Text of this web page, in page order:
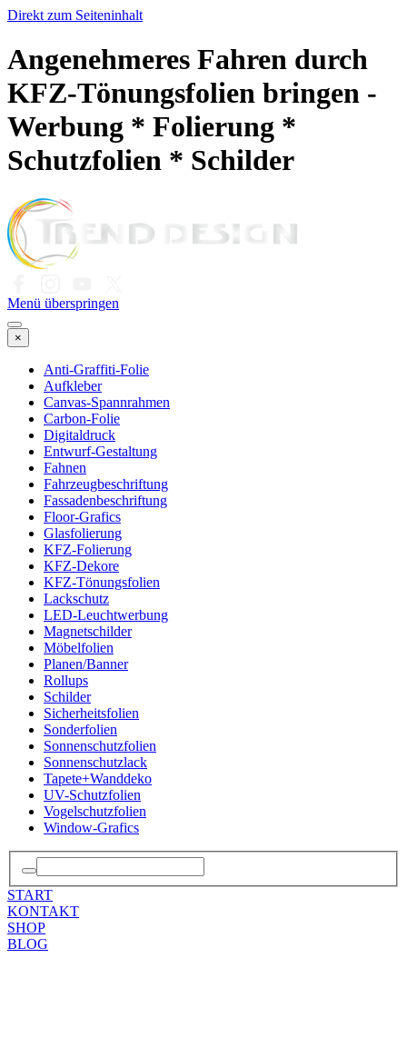
Direkt zum Seiteninhalt
Angenehmeres Fahren durch
KFZ-Tönungsfolien bringen -
Werbung * Folierung *
Schutzfolien * Schilder
Menü überspringen
×
Anti-Graffiti-Folie
Aufkleber
Canvas-Spannrahmen
Carbon-Folie
Digitaldruck
Entwurf-Gestaltung
Fahnen
Fahrzeugbeschriftung
Fassadenbeschriftung
Floor-Grafics
Glasfolierung
KFZ-Folierung
KFZ-Dekore
KFZ-Tönungsfolien
Lackschutz
LED-Leuchtwerbung
Magnetschilder
Möbelfolien
Planen/Banner
Rollups
Schilder
Sicherheitsfolien
Sonderfolien
Sonnenschutzfolien
Sonnenschutzlack
Tapete+Wanddeko
UV-Schutzfolien
Vogelschutzfolien
Window-Grafics
START
KONTAKT
SHOP
BLOG